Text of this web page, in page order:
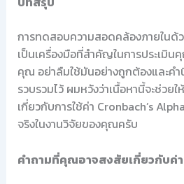
การทดสอบความสอดคล้องภายในด้
เป็นเครื่องมือที่สำคัญในการประเมิ
คุณ อย่าลืมใช้มันอย่างถูกต้องและค
รวบรวมไว้ ผมหวังว่าเนื้อหานี้จะช่วย
เกี่ยวกับการใช้ค่า Cronbach’s
จริงในงานวิจัยของคุณครับ
คำถามที่คุณอาจสงสัยเกี่ยวกับค่า